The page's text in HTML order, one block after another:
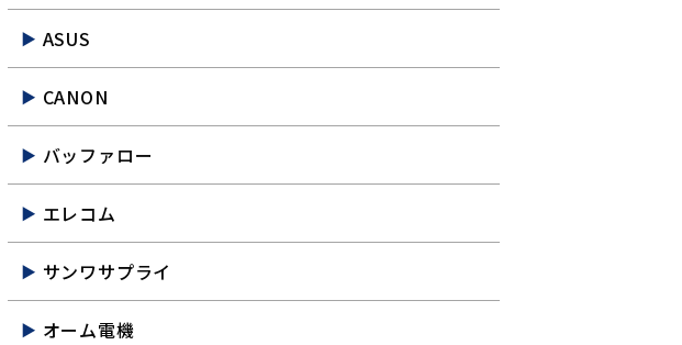
ASUS
CANON
バッファロー
エレコム
サンワサプライ
オーム電機